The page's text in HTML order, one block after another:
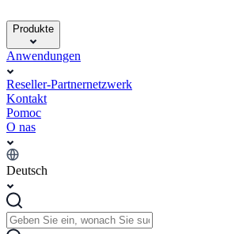
Produkte
Anwendungen
Reseller-Partnernetzwerk
Kontakt
Pomoc
O nas
Deutsch